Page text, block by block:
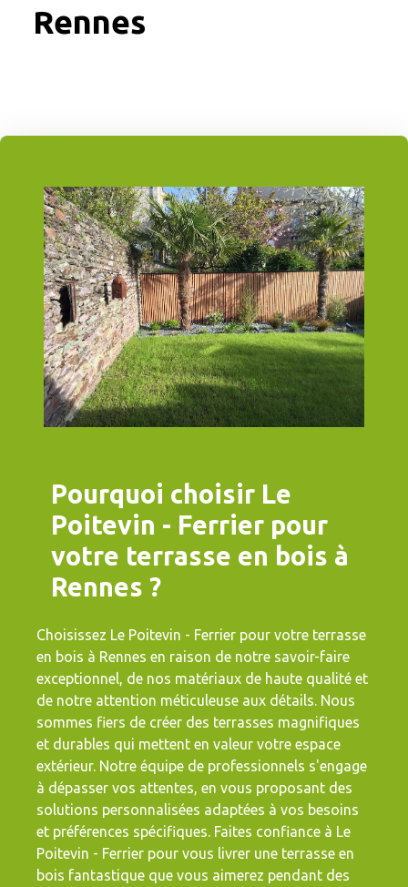
Rennes
Pourquoi choisir Le
Poitevin - Ferrier pour
votre terrasse en bois à
Rennes ?
Choisissez Le Poitevin - Ferrier pour votre terrasse
en bois à Rennes en raison de notre savoir-faire
exceptionnel, de nos matériaux de haute qualité et
de notre attention méticuleuse aux détails. Nous
sommes fiers de créer des terrasses magnifiques
et durables qui mettent en valeur votre espace
extérieur. Notre équipe de professionnels s'engage
à dépasser vos attentes, en vous proposant des
solutions personnalisées adaptées à vos besoins
et préférences spécifiques. Faites confiance à Le
Poitevin - Ferrier pour vous livrer une terrasse en
bois fantastique que vous aimerez pendant des